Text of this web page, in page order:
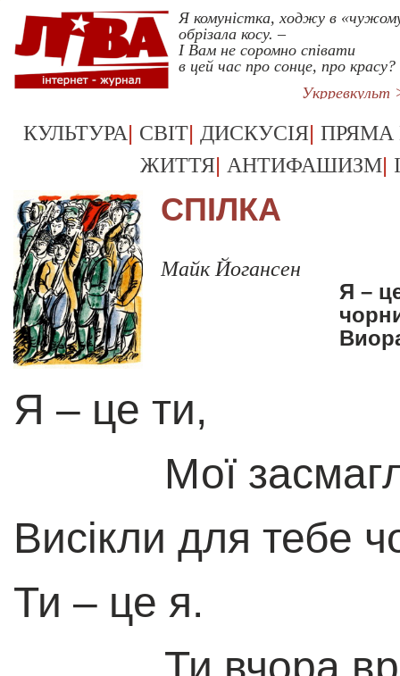
Я комуністка, ходжу в
обрізала косу. –
І Вам не соромно співати
в цей час про сонце, про красу?
Укрревкульт
КУЛЬТУРА| СВІТ| ДИСКУСІЯ| ПРЯМА
ЖИТТЯ| АНТИФАШИЗМ|
СПІЛКА
Майк Йогансен
Я –
Я – це ти,
Мої засмаглі
Висікли для тебе
Ти – це я.